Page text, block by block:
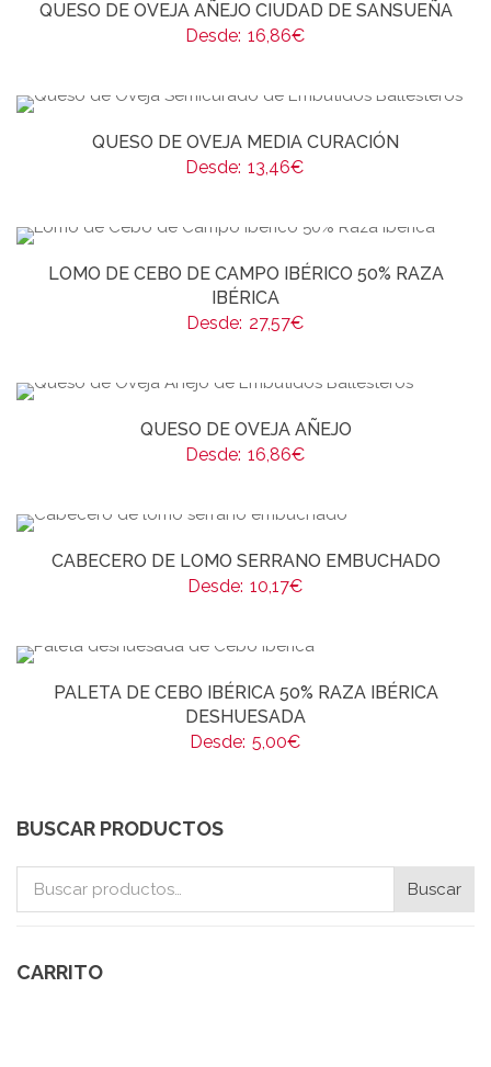
QUESO DE OVEJA AÑEJO CIUDAD DE SANSUEÑA
Desde: 16,86€
QUESO DE OVEJA MEDIA CURACIÓN
Desde: 13,46€
LOMO DE CEBO DE CAMPO IBÉRICO 50% RAZA
IBÉRICA
Desde: 27,57€
QUESO DE OVEJA AÑEJO
Desde: 16,86€
CABECERO DE LOMO SERRANO EMBUCHADO
Desde: 10,17€
PALETA DE CEBO IBÉRICA 50% RAZA IBÉRICA
DESHUESADA
Desde: 5,00€
BUSCAR PRODUCTOS
Buscar
CARRITO